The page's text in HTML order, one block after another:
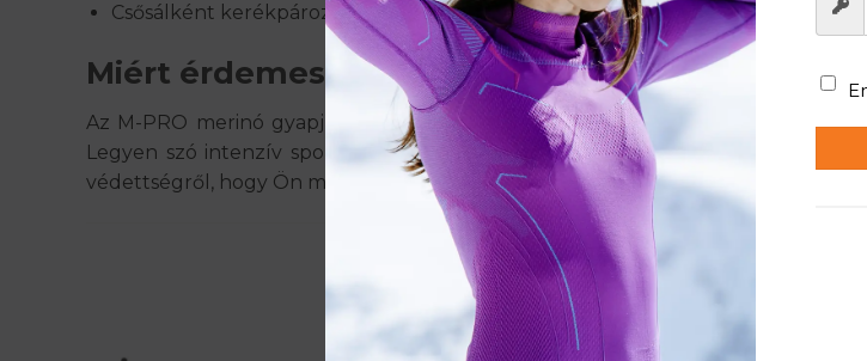
Csősálként kerékpározás vagy motorozás alatt
Miért érdemes az M-PRO merinó gyapjú
Az M-PRO merinó gyapjú arcmaszk elengedhetetlen eleme minden téli
Legyen szó intenzív sporttevékenységről vagy mindennapi kültéri
védettségről, hogy Ön mindig a legjobb formáját hozhassa a hidegben is.
Hideg